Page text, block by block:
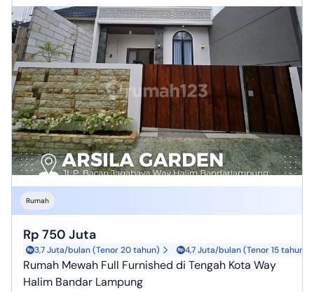
Rumah
Rp 750 Juta
3,7 Juta/bulan (Tenor 20 tahun) 4,7 Juta/bulan (Tenor 15 tahun)
Rumah Mewah Full Furnished di Tengah Kota Way
Halim Bandar Lampung